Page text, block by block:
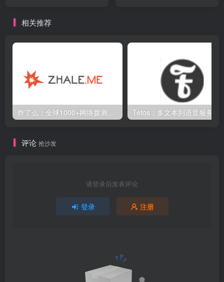
相关推荐
炸了么：全球1000+网络拨测节点，多功能网络测速与监控平台
评论 抢沙发
请登录后发表评论
登录 注册